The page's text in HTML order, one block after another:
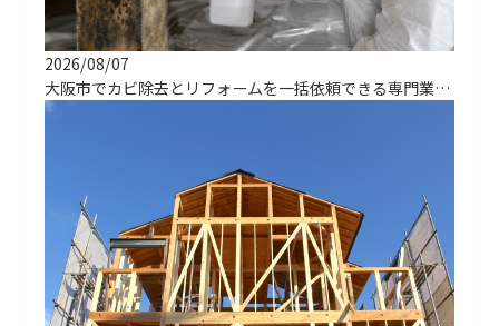
2026/08/07
大阪市でカビ除去とリフォームを一括依頼できる専門業者の選び方